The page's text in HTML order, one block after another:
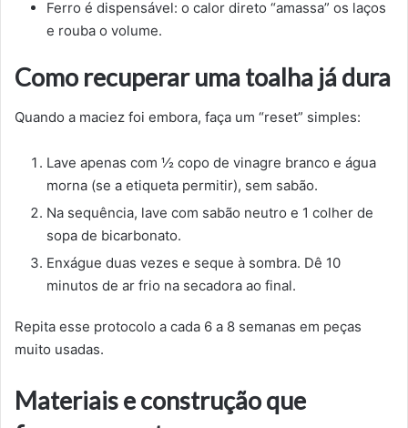
Ferro é dispensável: o calor direto “amassa” os laços
e rouba o volume.
Como recuperar uma toalha já dura
Quando a maciez foi embora, faça um “reset” simples:
Lave apenas com ½ copo de vinagre branco e água
morna (se a etiqueta permitir), sem sabão.
Na sequência, lave com sabão neutro e 1 colher de
sopa de bicarbonato.
Enxágue duas vezes e seque à sombra. Dê 10
minutos de ar frio na secadora ao final.
Repita esse protocolo a cada 6 a 8 semanas em peças
muito usadas.
Materiais e construção que